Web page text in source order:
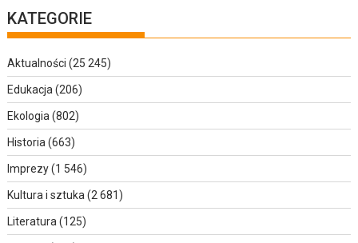
KATEGORIE
Aktualności (25 245)
Edukacja (206)
Ekologia (802)
Historia (663)
Imprezy(1 546)
Kultura i sztuka (2 681)
Literatura (125)